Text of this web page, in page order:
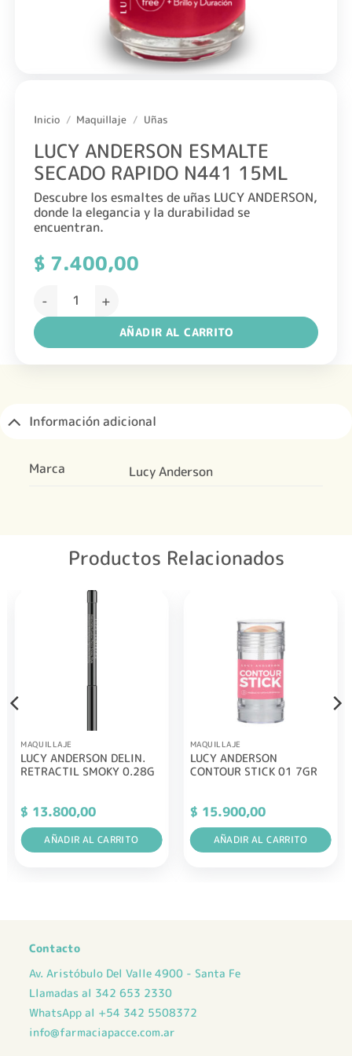
Inicio / Maquillaje / Uñas
LUCY ANDERSON ESMALTE
SECADO RAPIDO N441 15ML
Descubre los esmaltes de uñas LUCY ANDERSON,
donde la elegancia y la durabilidad se
encuentran.
$7.400,00
LUCY ANDERSON ESMALTE SECADO RAPIDO N441 15ML
AÑADIR AL CARRITO
Información adicional
Marca Lucy Anderson
Productos Relacionados
MAQUILLAJE
LUCY ANDERSON DELIN.
RETRACTIL SMOKY 0.28G
$ 13.800,00
AÑADIR AL CARRITO
MAQUILLAJE
LUCY ANDERSON
CONTOUR STICK 01 7GR
$ 15.900,00
AÑADIR AL CARRITO
Contacto
Av. Aristóbulo Del Valle 4900 - Santa Fe
Llamadas al 342 653 2330
WhatsApp al +54 342 5508372
info@farmaciapacce.com.ar